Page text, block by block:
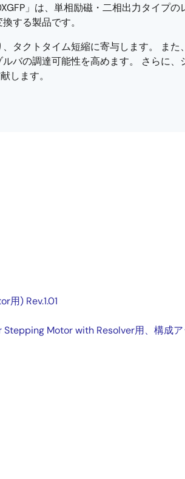
」は、単相励磁・二相出力タイプ
する製品です。
タクトタイム短縮に寄与します。 ま
バの調達可能性を高めます。 さらに
します。
用) Rev.1.01
Motor with Resolver用、構成ア